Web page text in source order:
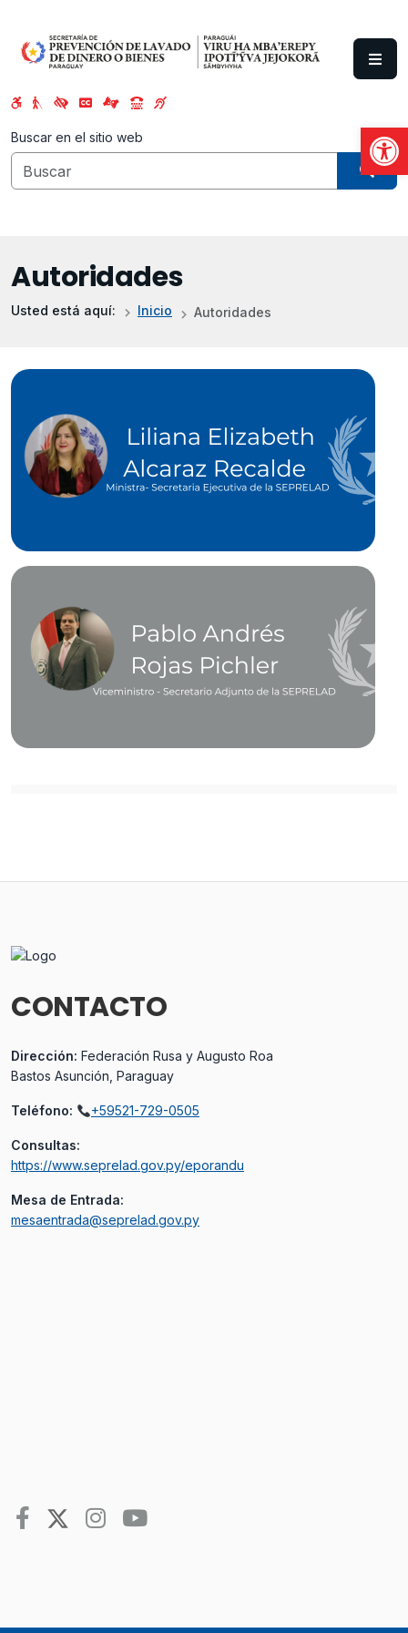
Abrir
Buscar en el sitio web
Autoridades
Usted está aquí: Inicio Autoridades
CONTACTO
Dirección: Federación Rusa y Augusto Roa
Bastos Asunción, Paraguay
Teléfono: +59521-729-0505
Consultas:
https://www.seprelad.gov.py/eporandu
Mesa de Entrada:
mesaentrada@seprelad.gov.py